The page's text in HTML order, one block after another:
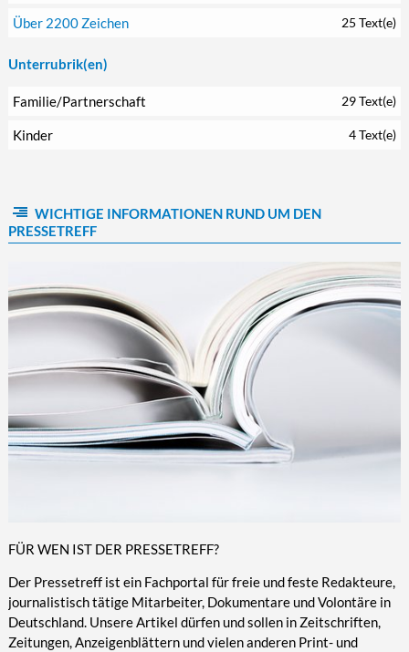
Über 2200 Zeichen 25 Text(e)
Unterrubrik(en)
Familie/Partnerschaft 29 Text(e)
Kinder 4 Text(e)
WICHTIGE INFORMATIONEN RUND UM DEN
PRESSETREFF
FÜR WEN IST DER PRESSETREFF?
Der Pressetreff ist ein Fachportal für freie und feste Redakteure,
journalistisch tätige Mitarbeiter, Dokumentare und Volontäre in
Deutschland. Unsere Artikel dürfen und sollen in Zeitschriften,
Zeitungen, Anzeigenblättern und vielen anderen Print- und